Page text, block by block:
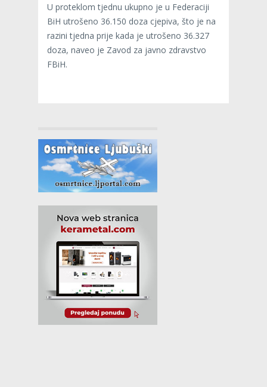
U proteklom tjednu ukupno je u Federaciji
BiH utrošeno 36.150 doza cjepiva, što je na
razini tjedna prije kada je utrošeno 36.327
doza, naveo je Zavod za javno zdravstvo
FBiH.